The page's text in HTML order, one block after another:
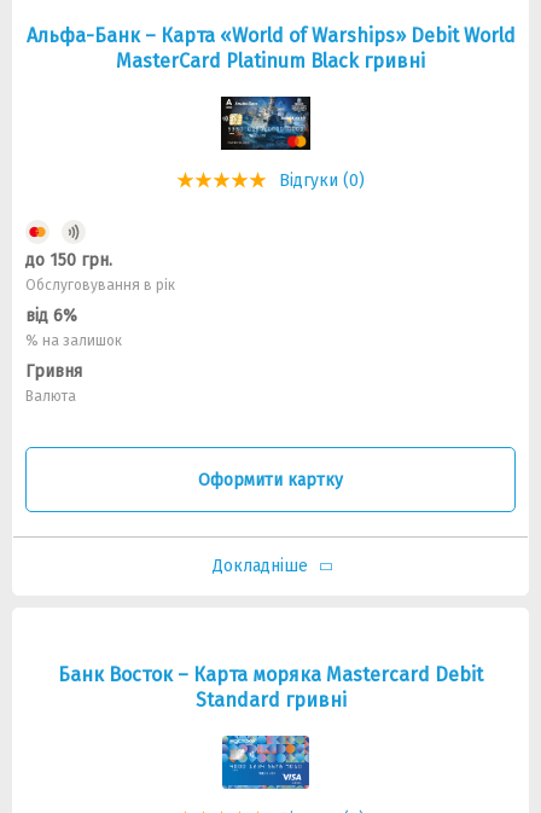
Альфа-Банк – Карта «World of Warships» Debit World
MasterCard Platinum Black гривні
Відгуки (0)
до 150 грн.
Обслуговування в рік
від 6%
% на залишок
Гривня
Валюта
Оформити картку
Докладніше
Банк Восток – Карта моряка Mastercard Debit
Standard гривні